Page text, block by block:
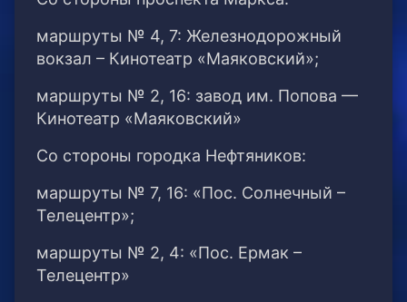
маршруты № 4, 7: Железнодорожный
вокзал – Кинотеатр «Маяковский»;
маршруты № 2, 16: завод им. Попова —
Кинотеатр «Маяковский»
Со стороны городка Нефтяников:
маршруты № 7, 16: «Пос. Солнечный –
Телецентр»;
маршруты № 2, 4: «Пос. Ермак –
Телецентр»